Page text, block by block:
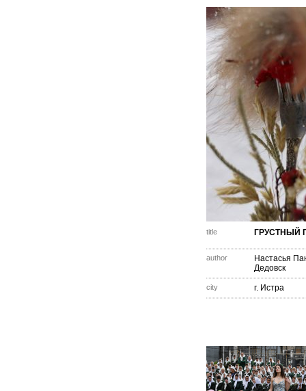
title ГРУСТНЫЙ
author
Настасья
Дедовск
city г. Истра